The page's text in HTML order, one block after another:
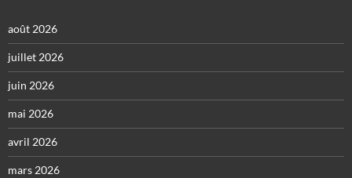
août 2026
juillet 2026
juin 2026
mai 2026
avril 2026
mars 2026